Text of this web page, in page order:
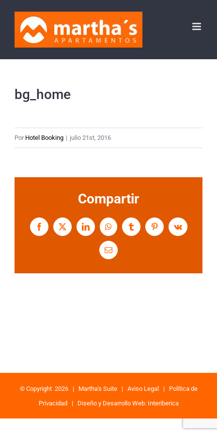
contenido
bg_home
Por Hotel Booking | julio 21st, 2016
Compartir
Facebook
X LinkedInWhatsAppTumblr PinterestVk
Correo
electrónico
© Copyright 2026 | Martha's Suite| Aviso Legal | Política de
Privacidad | Diseño y Desarrollo Web: Interiberica